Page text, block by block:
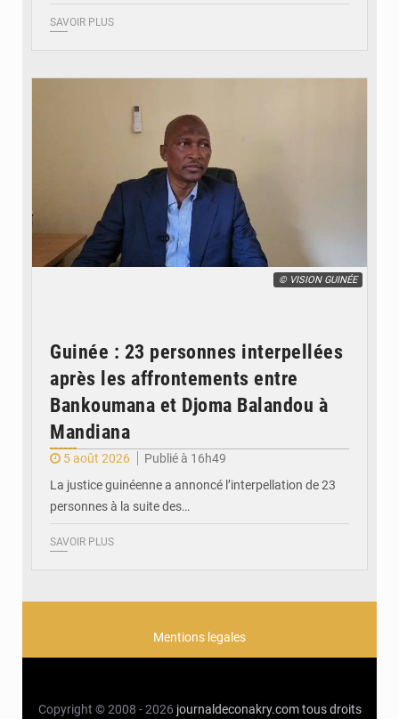
SAVOIR PLUS
© VISION GUINÉE
Guinée : 23 personnes interpellées
après les affrontements entre
Bankoumana et Djoma Balandou à
Mandiana
5 août 2026
Publié à 16h49
La justice guinéenne a annoncé l’interpellation de 23
personnes à la suite des…
SAVOIR PLUS
Mentions legales
Copyright © 2008 - 2026 journaldeconakry.com tous droits